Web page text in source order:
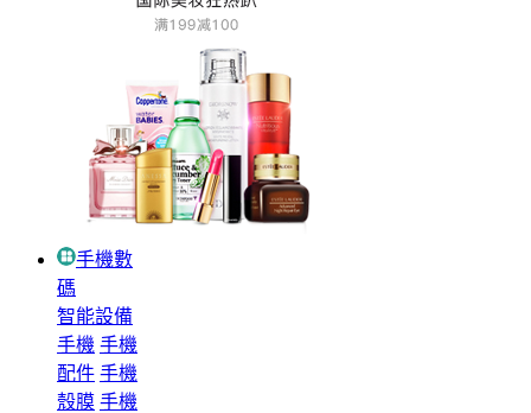
手機數
碼
智能設備
手機 手機
配件 手機
殼膜 手機